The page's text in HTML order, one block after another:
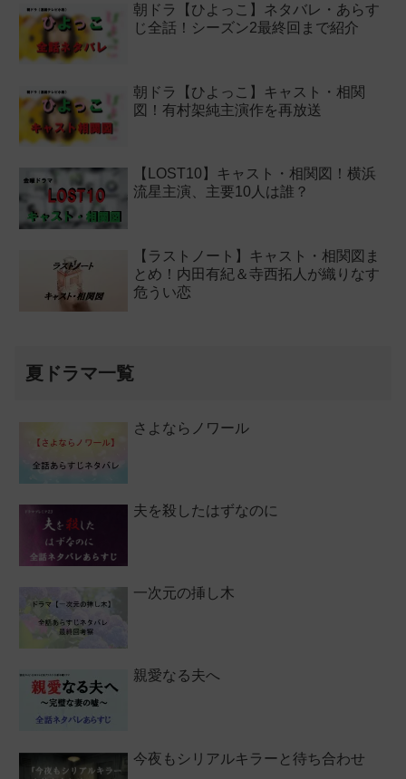
朝ドラ【ひよっこ】ネタバレ・あらす
じ全話！シーズン2最終回まで紹介
朝ドラ【ひよっこ】キャスト・相関
図！有村架純主演作を再放送
【LOST10】キャスト・相関図！横浜
流星主演、主要10人は誰？
【ラストノート】キャスト・相関図ま
とめ！内田有紀＆寺西拓人が織りなす
危うい恋
夏ドラマ一覧
さよならノワール
夫を殺したはずなのに
一次元の挿し木
親愛なる夫へ
今夜もシリアルキラーと待ち合わせ